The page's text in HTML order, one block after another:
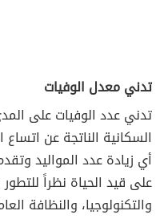
تدني معدل الوفيات
تدني عدد الوفيات على
السكانية الناتجة عن اتساع
أي زيادة عدد المواليد
على قيد الحياة نظراً
والتكنولوجيا، والنظافة